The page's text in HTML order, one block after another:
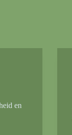
en